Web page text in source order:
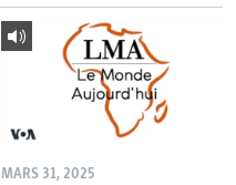
MARS 31, 2025